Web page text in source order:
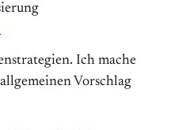
Ich mache
Vorschlag